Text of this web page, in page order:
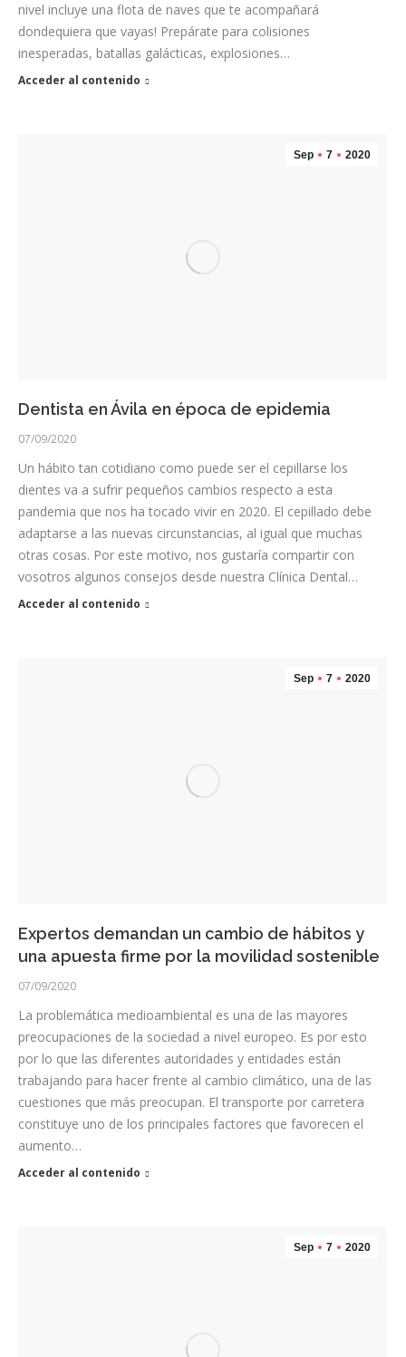
nivel incluye una flota de naves que te acompañará
dondequiera que vayas! Prepárate para colisiones
inesperadas, batallas galácticas, explosiones…
Acceder al contenido
Sep 7 2020
Dentista en Ávila en época de epidemia
07/09/2020
Un hábito tan cotidiano como puede ser el cepillarse los
dientes va a sufrir pequeños cambios respecto a esta
pandemia que nos ha tocado vivir en 2020. El cepillado debe
adaptarse a las nuevas circunstancias, al igual que muchas
otras cosas. Por este motivo, nos gustaría compartir con
vosotros algunos consejos desde nuestra Clínica Dental…
Acceder al contenido
Sep 7 2020
Expertos demandan un cambio de hábitos y
una apuesta firme por la movilidad sostenible
07/09/2020
La problemática medioambiental es una de las mayores
preocupaciones de la sociedad a nivel europeo. Es por esto
por lo que las diferentes autoridades y entidades están
trabajando para hacer frente al cambio climático, una de las
cuestiones que más preocupan. El transporte por carretera
constituye uno de los principales factores que favorecen el
aumento…
Acceder al contenido
Sep 7 2020